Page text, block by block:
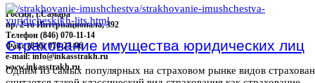
Россия, г.Самара
пр. 2-го Интернационала, 392
Телефон (846) 070-11-14
Факс (846) 070-23-96
e-mail: info@inkasstrakh.ru
www.inkasstrakh.ru
Страхование имущества юридических лиц
Одним из самых популярных на страховом рынке видов